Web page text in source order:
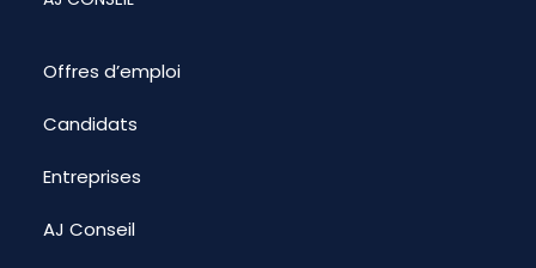
Offres d’emploi
Candidats
Entreprises
AJ Conseil